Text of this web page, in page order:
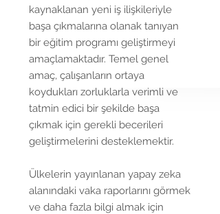
kaynaklanan yeni iş ilişkileriyle
başa çıkmalarına olanak tanıyan
bir eğitim programı geliştirmeyi
amaçlamaktadır. Temel genel
amaç, çalışanların ortaya
koydukları zorluklarla verimli ve
tatmin edici bir şekilde başa
çıkmak için gerekli becerileri
geliştirmelerini desteklemektir.
Ülkelerin yayınlanan yapay zeka
alanındaki vaka raporlarını görmek
ve daha fazla bilgi almak için